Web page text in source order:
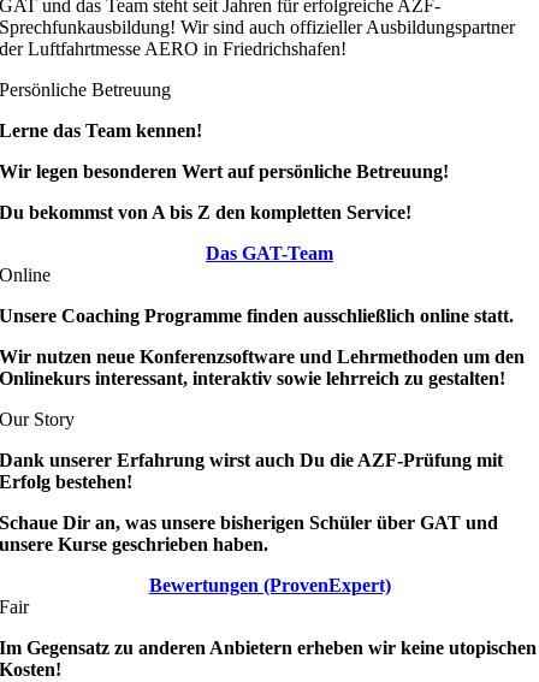
GAT und das Team steht seit Jahren für erfolgreiche AZF-
Sprechfunkausbildung! Wir sind auch offizieller Ausbildungspartner
der Luftfahrtmesse AERO in Friedrichshafen!
Persönliche Betreuung
Lerne das Team kennen!
Wir legen besonderen Wert auf persönliche Betreuung!
Du bekommst von A bis Z den kompletten Service!
Das GAT-Team
Online
Unsere Coaching Programme finden ausschließlich online statt.
Wir nutzen neue Konferenzsoftware und Lehrmethoden um den
Onlinekurs interessant, interaktiv sowie lehrreich zu gestalten!
Our Story
Dank unserer Erfahrung wirst auch Du die AZF-Prüfung mit
Erfolg bestehen!
Schaue Dir an, was unsere bisherigen Schüler über GAT und
unsere Kurse geschrieben haben.
Bewertungen (ProvenExpert)
Fair
Im Gegensatz zu anderen Anbietern erheben wir keine utopischen
Kosten!